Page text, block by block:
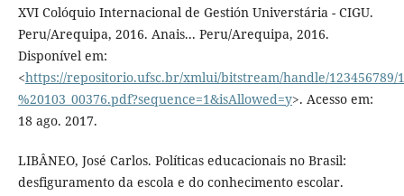
XVI Colóquio Internacional de Gestión Universtária - CIGU.
Peru/Arequipa, 2016. Anais... Peru/Arequipa, 2016.
Disponível em:
<https://repositorio.ufsc.br/xmlui/bitstream/handle/123456789/
%20103_00376.pdf?sequence=1&isAllowed=y>. Acesso em:
18 ago. 2017.
LIBÂNEO, José Carlos. Políticas educacionais no Brasil:
desfiguramento da escola e do conhecimento escolar.